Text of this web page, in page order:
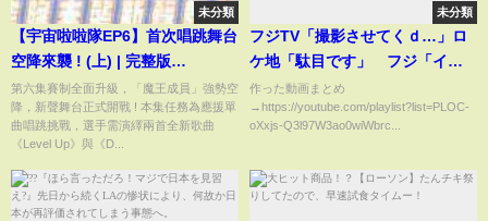
未分類
【宇宙啦啦隊EP6】首次唱跳舞台
空降來襲 ! (上) | 完整版
【TOYOTA | 宇宙啦啦隊Cosmic
Angels】A Surprise Arrival!
(Full Version)
第六集賽制全面升級，「魔王成員」強勢空
降，新聲舞台正式開戰 ! 本集任務為應援單
曲唱跳挑戰，選手需演繹兩首全新歌曲
《Level Up》與《D...
未分類
フジTV「撮影させてくｄ…」ロ
ケ地「駄目です」 フジ「イン
タビューを…」一般人「駄目で
す」
作った動画まとめ
→https://youtube.com/playlist?list=PLOC-
oXxjs-Q3l97W3ao0wiWbrc...